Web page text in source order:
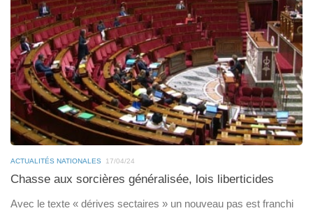
ACTUALITÉS NATIONALES 17/04/24
Chasse aux sorcières généralisée, lois liberticides
Avec le texte « dérives sectaires » un nouveau pas est franchi